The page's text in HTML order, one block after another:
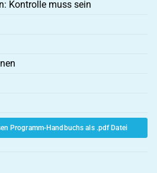
Kontrolle muss sein
Programm-Handbuchs als .pdf Datei